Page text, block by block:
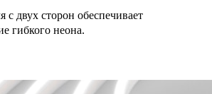
двух сторон обеспечивает
гибкого неона.